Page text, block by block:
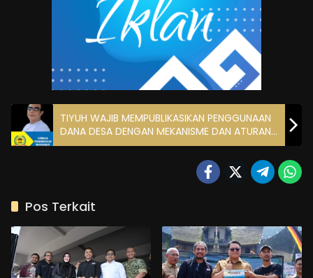
TIYUH WAJIB MEMPUBLIKASIKAN PENGGUNAAN
DANA DESA DENGAN MEKANISME DAN ATURAN
YANG BERLAKU.
Pos Terkait